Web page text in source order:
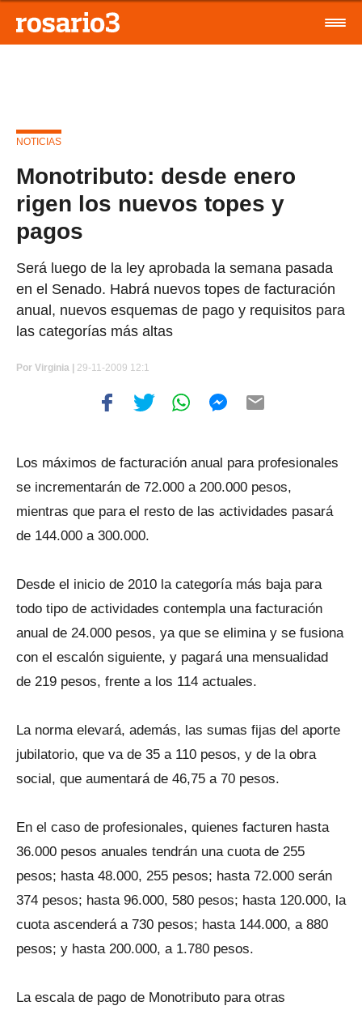
NOTICIAS
Monotributo: desde enero
rigen los nuevos topes y
pagos
Será luego de la ley aprobada la semana pasada
en el Senado. Habrá nuevos topes de facturación
anual, nuevos esquemas de pago y requisitos para
las categorías más altas
Por Virginia | 29-11-2009 12:1
Los máximos de facturación anual para profesionales
se incrementarán de 72.000 a 200.000 pesos,
mientras que para el resto de las actividades pasará
de 144.000 a 300.000.
Desde el inicio de 2010 la categoría más baja para
todo tipo de actividades contempla una facturación
anual de 24.000 pesos, ya que se elimina y se fusiona
con el escalón siguiente, y pagará una mensualidad
de 219 pesos, frente a los 114 actuales.
La norma elevará, además, las sumas fijas del aporte
jubilatorio, que va de 35 a 110 pesos, y de la obra
social, que aumentará de 46,75 a 70 pesos.
En el caso de profesionales, quienes facturen hasta
36.000 pesos anuales tendrán una cuota de 255
pesos; hasta 48.000, 255 pesos; hasta 72.000 serán
374 pesos; hasta 96.000, 580 pesos; hasta 120.000, la
cuota ascenderá a 730 pesos; hasta 144.000, a 880
pesos; y hasta 200.000, a 1.780 pesos.
La escala de pago de Monotributo para otras